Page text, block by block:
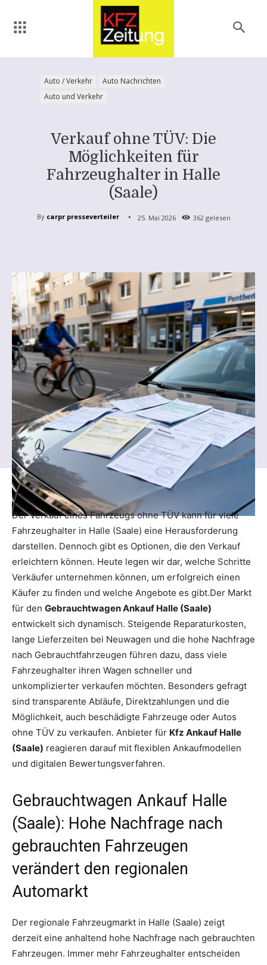
Auto / Verkehr
Auto Nachrichten
Auto und Verkehr
Verkauf ohne TÜV: Die
Möglichkeiten für
Fahrzeughalter in Halle
(Saale)
By carpr presseverteiler 25. Mai 2026 362 gelesen
Der Verkauf eines Fahrzeugs ohne TÜV kann für viele
Fahrzeughalter in Halle (Saale) eine Herausforderung
darstellen. Dennoch gibt es Optionen, die den Verkauf
erleichtern können. Heute legen wir dar, welche Schritte
Verkäufer unternehmen können, um erfolgreich einen
Käufer zu finden und welche Angebote es gibt.Der Markt
für den Gebrauchtwagen Ankauf Halle (Saale)
entwickelt sich dynamisch. Steigende Reparaturkosten,
lange Lieferzeiten bei Neuwagen und die hohe Nachfrage
nach Gebrauchtfahrzeugen führen dazu, dass viele
Fahrzeughalter ihren Wagen schneller und
unkomplizierter verkaufen möchten. Besonders gefragt
sind transparente Abläufe, Direktzahlungen und die
Möglichkeit, auch beschädigte Fahrzeuge oder Autos
ohne TÜV zu verkaufen. Anbieter für Kfz Ankauf Halle
(Saale) reagieren darauf mit flexiblen Ankaufmodellen
und digitalen Bewertungsverfahren.
Gebrauchtwagen Ankauf Halle
(Saale): Hohe Nachfrage nach
gebrauchten Fahrzeugen
verändert den regionalen
Automarkt
Der regionale Fahrzeugmarkt in Halle (Saale) zeigt
derzeit eine anhaltend hohe Nachfrage nach gebrauchten
Fahrzeugen. Immer mehr Fahrzeughalter entscheiden